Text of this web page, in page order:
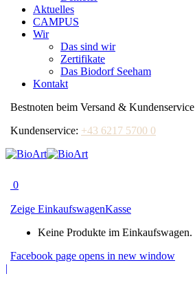
Aktuelles
CAMPUS
Wir
Das sind wir
Zertifikate
Das Biodorf Seeham
Kontakt
Bestnoten beim Versand & Kundenservice
Kundenservice: +43 6217 5700 0
0
Zeige EinkaufswagenKasse
Keine Produkte im Einkaufswagen.
Facebook page opens in new window
|